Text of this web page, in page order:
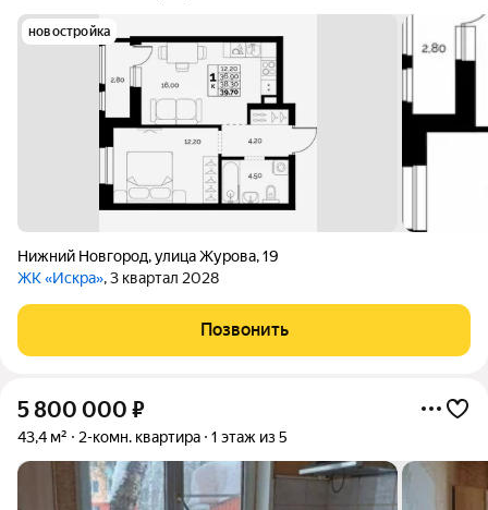
новостройка
Нижний Новгород,улица Журова,19
ЖК «Искра», 3 квартал 2028
Позвонить
5 800 000 ₽
43,4 м² 2-комн. квартира 1 этаж из 5